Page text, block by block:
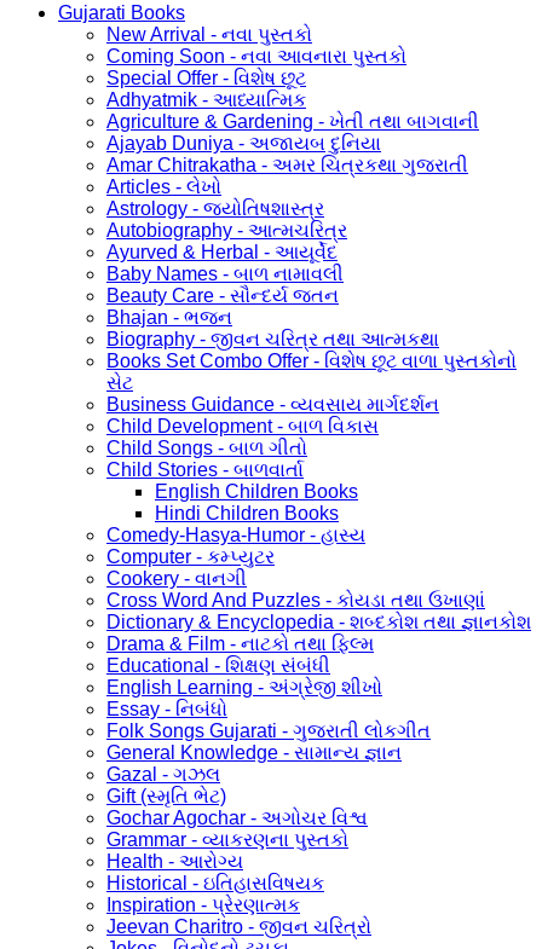
Gujarati Books
New Arrival - નવા પુસ્તકો
Coming Soon - નવા આવનારા પુસ્તકો
Special Offer - વિશેષ છૂટ
Adhyatmik - આધ્યાત્મિક
Agriculture & Gardening - ખેતી તથા બાગવાની
Ajayab Duniya - અજાયબ દુનિયા
Amar Chitrakatha - અમર ચિત્રકથા ગુજરાતી
Articles - લેખો
Astrology - જ્યોતિષશાસ્ત્ર
Autobiography - આત્મચરિત્ર
Ayurved & Herbal - આયૂર્વેદ
Baby Names - બાળ નામાવલી
Beauty Care - સૌન્દર્ય જતન
Bhajan - ભજન
Biography - જીવન ચરિત્ર તથા આત્મકથા
Books Set Combo Offer - વિશેષ છૂટ વાળા પુસ્તકોનો
સેટ
Business Guidance - વ્યવસાય માર્ગદર્શન
Child Development - બાળ વિકાસ
Child Songs - બાળ ગીતો
Child Stories - બાળવાર્તા
English Children Books
Hindi Children Books
Comedy-Hasya-Humor - હાસ્ય
Computer - કમ્પ્યુટર
Cookery - વાનગી
Cross Word And Puzzles - કોયડા તથા ઉખાણાં
Dictionary & Encyclopedia - શબ્દકોશ તથા જ્ઞાનકોશ
Drama & Film - નાટકો તથા ફિલ્મ
Educational - શિક્ષણ સંબંધી
English Learning - અંગ્રેજી શીખો
Essay - નિબંધો
Folk Songs Gujarati - ગુજરાતી લોકગીત
General Knowledge - સામાન્ય જ્ઞાન
Gazal - ગઝલ
Gift (સ્મૃતિ ભેટ)
Gochar Agochar - અગોચર વિશ્વ
Grammar - વ્યાકરણના પુસ્તકો
Health - આરોગ્ય
Historical - ઇતિહાસવિષયક
Inspiration - પ્રેરણાત્મક
Jeevan Charitro - જીવન ચરિત્રો